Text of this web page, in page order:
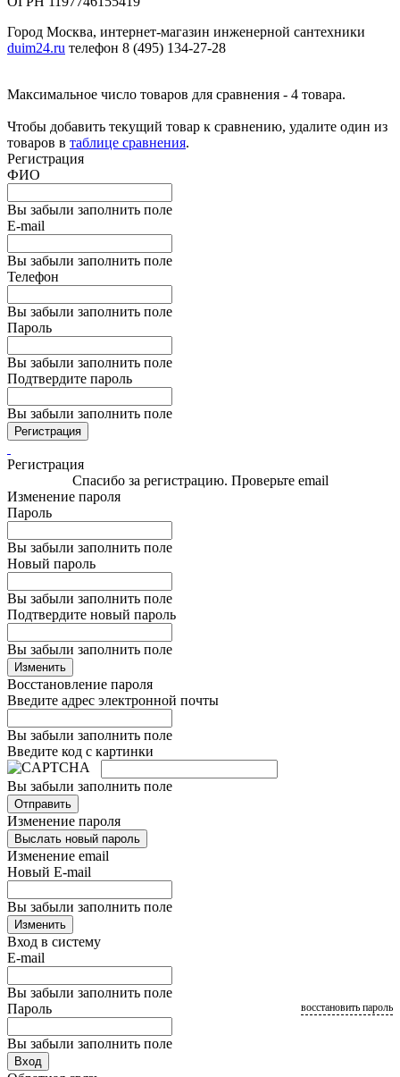
Город Москва, интернет-магазин инженерной сантехники
duim24.ru телефон 8 (495) 134-27-28
Максимальное число товаров для сравнения - 4 товара.
Чтобы добавить текущий товар к сравнению, удалите один из
товаров в таблице сравнения.
Регистрация
ФИО
Вы забыли заполнить поле
E-mail
Вы забыли заполнить поле
Телефон
Вы забыли заполнить поле
Пароль
Вы забыли заполнить поле
Подтвердите пароль
Вы забыли заполнить поле
Регистрация
Регистрация
Спасибо за регистрацию. Проверьте email
Изменение пароля
Пароль
Вы забыли заполнить поле
Новый пароль
Вы забыли заполнить поле
Подтвердите новый пароль
Вы забыли заполнить поле
Изменить
Восстановление пароля
Введите адрес электронной почты
Вы забыли заполнить поле
Введите код с картинки
Вы забыли заполнить поле
Отправить
Изменение пароля
Выслать новый пароль
Изменение email
Новый E-mail
Вы забыли заполнить поле
Изменить
Вход в систему
E-mail
Вы забыли заполнить поле
Пароль
Вы забыли заполнить поле
восстановить пароль
Вход